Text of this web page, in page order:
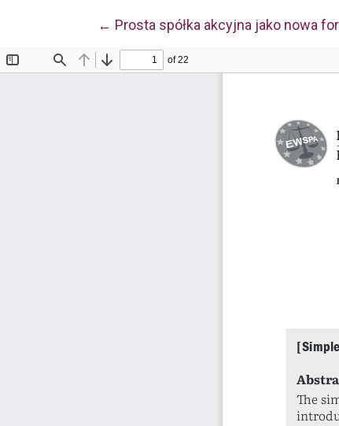
← Wróć do szczegółów artykułu
Prosta spółka akcyjna jako nowa